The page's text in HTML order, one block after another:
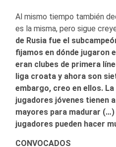
Al mismo tiempo también
es la misma, pero sigue
de Rusia fue el
fijamos en dónde jugaron
eran clubes de primera
liga croata y ahora son
embargo, creo en ellos.
jugadores jóvenes tienen
mayores para madurar
jugadores pueden hacer
CONVOCADOS